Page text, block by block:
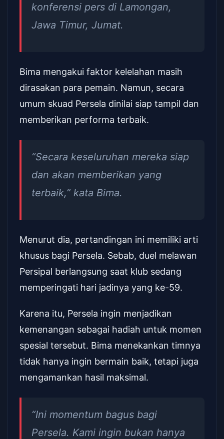
konferensi pers di Lamongan,
Jawa Timur, Jumat.
Bima mengakui faktor kelelahan masih
dirasakan para pemain. Namun, secara
umum skuad Persela dinilai siap tampil dan
memberikan performa terbaik.
“Secara keseluruhan mereka siap
dan akan memberikan yang
terbaik,” kata Bima.
Menurut dia, pertandingan ini memiliki arti
khusus bagi Persela. Sebab, duel melawan
Persipal berlangsung saat klub sedang
memperingati hari jadinya yang ke-59.
Karena itu, Persela ingin menjadikan
kemenangan sebagai hadiah untuk momen
spesial tersebut. Bima menekankan timnya
tidak hanya ingin bermain baik, tetapi juga
mengamankan hasil maksimal.
“Ini momentum bagus bagi
Persela. Kami ingin bukan hanya